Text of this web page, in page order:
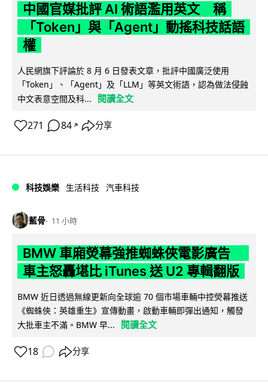
中國官媒批評 AI 術語濫用英文 稱
「Token」與「Agent」動搖科技話語
權
人民網旗下評論於 8 月 6 日發表文章，批評中國廣泛使用
「Token」、「Agent」及「LLM」等英文術語，認為做法侵蝕
中文表意空間及科...
閱讀全文
271 84 ↗ 分享
科技娛樂 生活科技 汽車科技
藍骨 11 小時
BMW 車廂熒幕強推蜘蛛俠電影廣告
車主怒轟堪比 iTunes 送 U2 專輯翻版
BMW 近日透過無線更新向全球逾 70 個市場車輛中控熒幕推送
《蜘蛛俠：英雄重生》宣傳動畫，啟動車輛即彈出通知，觸發
大批車主不滿。BMW 早...
閱讀全文
18 分享